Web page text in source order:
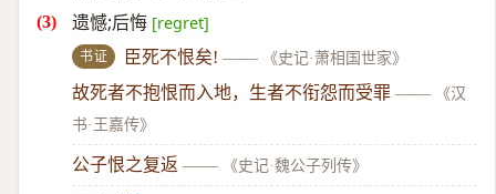
遗憾;后悔 [regret]
书证 臣死不恨矣! —— 《史记·萧相国世家》
故死者不抱恨而入地，生者不衔怨而受罪 ——
《汉
书·王嘉传》
公子恨之复返 —— 《史记·魏公子列传》